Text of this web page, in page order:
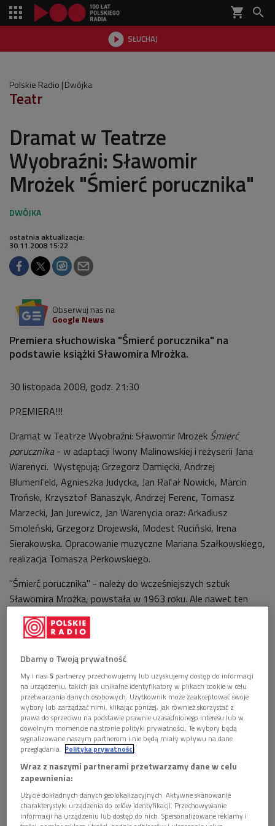
shopping_cart 
 SŁUCHAJ

Polskie Radio Dwójka
Teatr
Dramat w Teatrze
Wyobraźni: Sławomir
Mrożek "Śmierć porucznika"
ostatnia aktualizacja:
30.11.2008 15:22
Obserwuj nas na
Google News
Premiera słuchowiska "Śmierć porucznika" na
podstawie książki Sławomira Mrożka.
30 listopada 2008, godz. 21:30
PREMIERA!!!
Dramat w Teatrze Wyobraźni: Sławomir Mrożek Śmierć
porucznika- w adaptacji Iwony Malinowskiej i reżyserii Jana
Warenyci. Występują: Grzegorz Damięcki, Andrzej
Blumenfeld, Agnieszka Judycka, Jan Rafał Nowicki, Marcin
Troński, Krzysztof Banaszyk, Andrzej Ferenc, Tomasz
Marzecki, Jan Jurewicz, Jan Warenycia oraz: Arkadiusz
Smoleński, Grzegorz Drojewski, Modest Ruciński, Irena
Sierakowska. Opracowanie muzyczne Mariana Szałkowskiego,
realizacja Tomasza Perkowskiego.
"Śmierć porucznika" - należy do wcześniejszych sztuk
Sławomira Mrożka, powstała w 1963 roku. Ale nawet ten
wczesny utwór zdradza charakterystyczny styl pisarza i
sposób postrzegania przez niego ludzi i zdarzeń. Mrożek -
ostrze swojej satyry wymierza w dogmaty i stereotypy
polityczne, społeczne a także literackie. W "Śmierci
porucznika" mamy do czynienia z tym ostatnim przypadkiem.
Porucznik Orson, którego bohaterską śmierć
rozsławił znany poeta, wbrew legendzie, wcale nie zginął. A
przez to, że ocalał - stracił dobre imię i narzeczoną... W
utworze tym autor także - niejako polemizuje z obowiązującą
przez lata postawą "na klęczkach" wobec wieszczów,
przedstawiając ogrom cierpienia Wykolejonej Młodzieży,
którą zmuszano w szkole do zachwytów nad obcymi jej
duchowo, romantycznymi uniesieniami...
Dbamy o Twoją prywatność
My i nasi5 partnerzy przechowujemy lub uzyskujemy dostęp do informacji
na urządzeniu, takich jak unikalne identyfikatory w plikach cookie w celu
przetwarzania danych osobowych. Użytkownik może zaakceptować swoje
wybory lub zarządzać nimi, klikając poniżej, jak również skorzystać z
prawa do sprzeciwu na podstawie prawnie uzasadnionego interesu lub w
dowolnym momencie na stronie polityki prywatności. Te wybory będą
sygnalizowane naszym partnerom i nie będą miały wpływu na dane
przeglądania. Polityka prywatności
Wraz z naszymi partnerami przetwarzamy dane w celu
zapewnienia:
Użycie dokładnych danych geolokalizacyjnych. Aktywne skanowanie
charakterystyki urządzenia do celów identyfikacji. Przechowywanie
informacji na urządzeniu lub dostęp do nich. Spersonalizowane reklamy i